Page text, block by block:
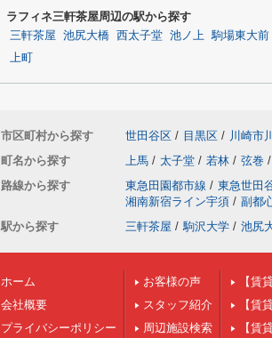
ラフィネ三軒茶屋周辺の駅から探す
三軒茶屋 池尻大橋 西太子堂 池ノ上 駒場東大前
上町
市区町村から探す 世田谷区 / 目黒区 / 川崎市
町名から探す
上馬 / 太子堂 / 若林 / 弦巻 /
路線から探す
東急田園都市線 / 東急世田
湘南新宿ライン宇須 / 副都
駅から探す
三軒茶屋 / 駒沢大学 / 池尻
ホーム
会社概要
プライバシーポリシー
お客様の声
スタッフ紹介
周辺施設検索
【賃
【賃
【賃